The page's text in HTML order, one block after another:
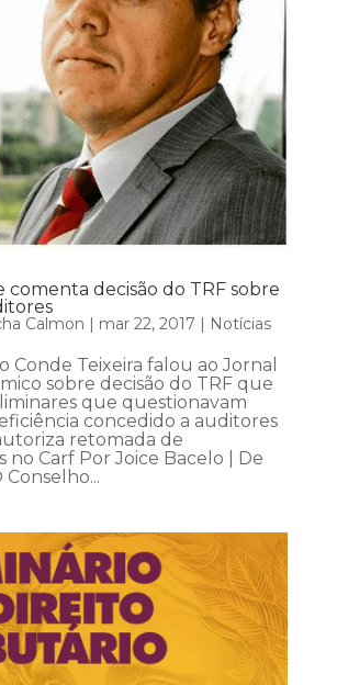
comenta decisão do TRF sobre
Calmon mar 22, 2017 Notícias
Conde Teixeira falou ao Jornal
sobre decisão do TRF que
que questionavam
concedido a auditores
retomada de
no Carf Por Joice Bacelo | De